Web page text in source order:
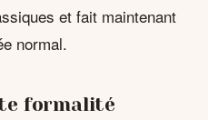
et fait maintenant
normal.
formalité